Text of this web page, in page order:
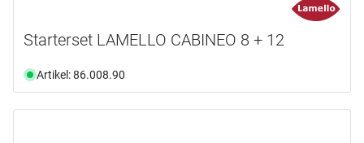
Starterset LAMELLO CABINEO 8 + 12
Artikel: 86.008.90